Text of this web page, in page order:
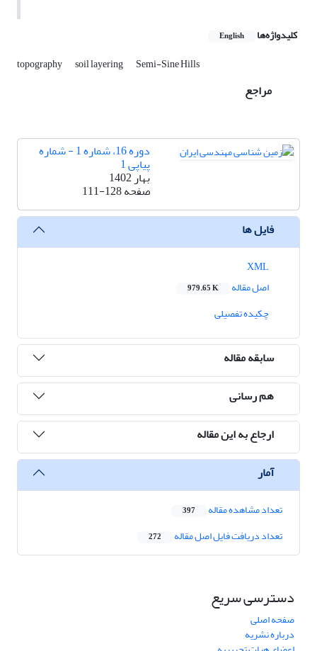
کلیدواژه‌ها English
topography soil layering Semi-Sine Hills
مراجع
دوره 16، شماره 1 - شماره
پیاپی 1
بهار 1402
صفحه111-128
فایل ها
اصل مقاله
979.65 K
چکیده تفصیلی
سابقه مقاله
هم رسانی
ارجاع به این مقاله
آمار
تعداد مشاهده مقاله 397
تعداد دریافت فایل اصل مقاله 272
دسترسی سریع
صفحه اصلی
درباره نشریه